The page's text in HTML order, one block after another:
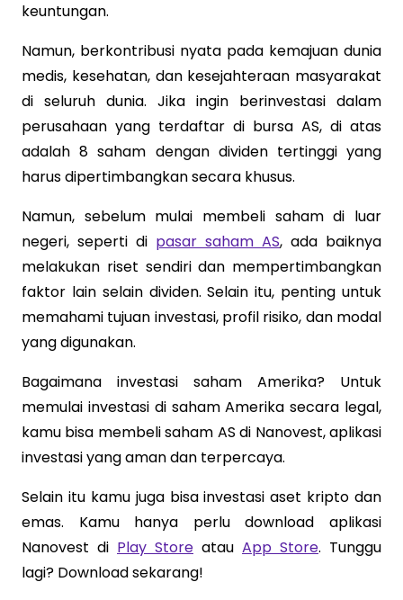
keuntungan.
Namun, berkontribusi nyata pada kemajuan dunia
medis, kesehatan, dan kesejahteraan masyarakat
di seluruh dunia. Jika ingin berinvestasi dalam
perusahaan yang terdaftar di bursa AS, di atas
adalah 8 saham dengan dividen tertinggi yang
harus dipertimbangkan secara khusus.
Namun, sebelum mulai membeli saham di luar
negeri, seperti di pasar saham AS, ada baiknya
melakukan riset sendiri dan mempertimbangkan
faktor lain selain dividen. Selain itu, penting untuk
memahami tujuan investasi, profil risiko, dan modal
yang digunakan.
Bagaimana investasi saham Amerika? Untuk
memulai investasi di saham Amerika secara legal,
kamu bisa membeli saham AS di Nanovest, aplikasi
investasi yang aman dan terpercaya.
Selain itu kamu juga bisa investasi aset kripto dan
emas. Kamu hanya perlu download aplikasi
Nanovest di Play Store atau App Store. Tunggu
lagi? Download sekarang!